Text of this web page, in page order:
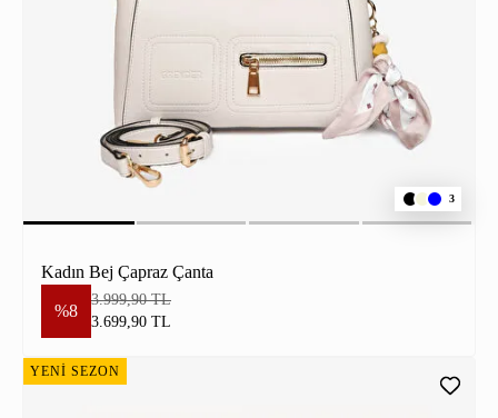
3
Kadın Bej Çapraz Çanta
%8
3.999,90 TL
3.699,90 TL
YENİ SEZON